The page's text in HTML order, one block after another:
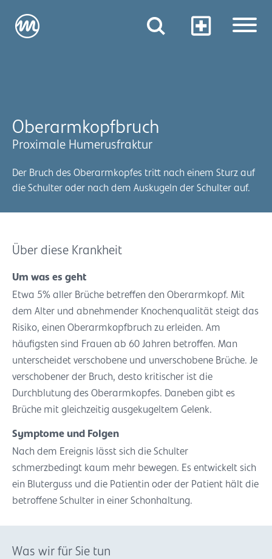
Oberarmkopfbruch
Proximale Humerusfraktur
Der Bruch des Oberarmkopfes tritt nach einem Sturz auf
die Schulter oder nach dem Auskugeln der Schulter auf.
Über diese Krankheit
Um was es geht
Etwa 5% aller Brüche betreffen den Oberarmkopf. Mit
dem Alter und abnehmender Knochenqualität steigt das
Risiko, einen Oberarmkopfbruch zu erleiden. Am
häufigsten sind Frauen ab 60 Jahren betroffen. Man
unterscheidet verschobene und unverschobene Brüche. Je
verschobener der Bruch, desto kritischer ist die
Durchblutung des Oberarmkopfes. Daneben gibt es
Brüche mit gleichzeitig ausgekugeltem Gelenk.
Symptome und Folgen
Nach dem Ereignis lässt sich die Schulter
schmerzbedingt kaum mehr bewegen. Es entwickelt sich
ein Bluterguss und die Patientin oder der Patient hält die
betroffene Schulter in einer Schonhaltung.
Was wir für Sie tun